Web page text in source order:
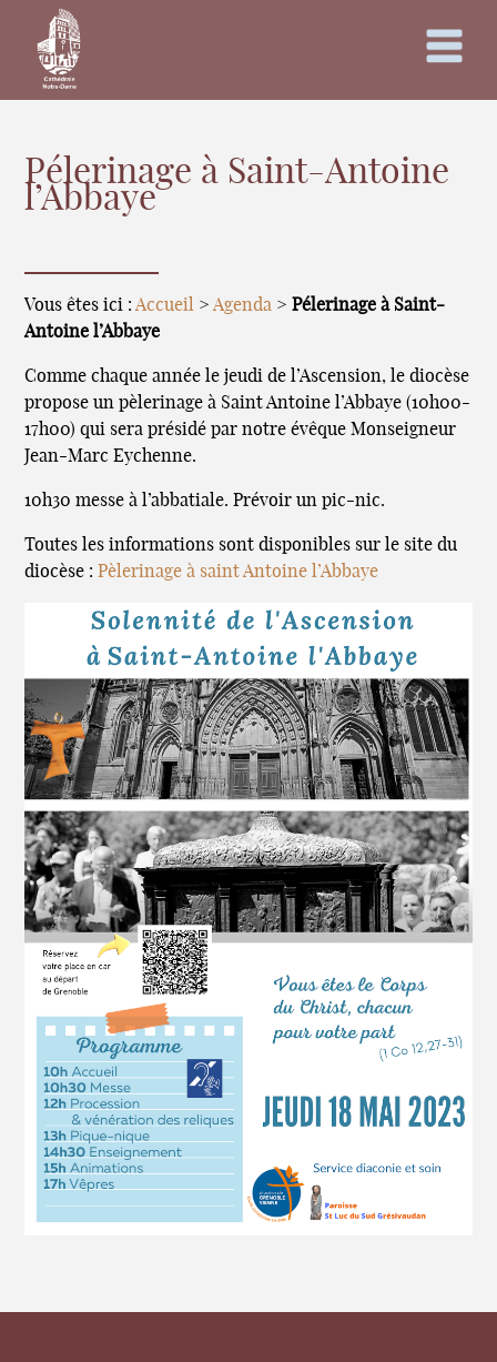
Pélerinage à Saint-Antoine
l’Abbaye
Vous êtes ici :Accueil >Agenda >Pélerinage à Saint-
Antoine l’Abbaye
Comme chaque année le jeudi de l’Ascension, le diocèse
propose un pèlerinage à Saint Antoine l’Abbaye (10h00-
17h00) qui sera présidé par notre évêque Monseigneur
Jean-Marc Eychenne.
10h30 messe à l’abbatiale. Prévoir un pic-nic.
Toutes les informations sont disponibles sur le site du
diocèse : Pèlerinage à saint Antoine l’Abbaye